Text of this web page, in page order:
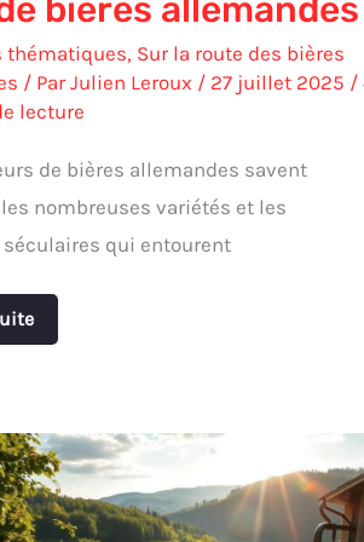
bières allemandes
thématiques, Sur la route des bières
/ ParJulien Leroux / 27 juillet 2025 /
lecture
de bières allemandes savent
nombreuses variétés et les
qui entourent